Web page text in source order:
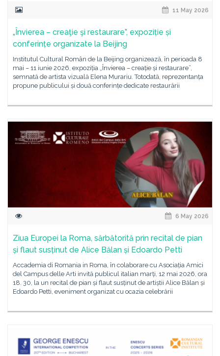
11 May 2026
„Învierea – creaţie şi restaurare”, expoziție și
conferințe organizate la Beijing
Institutul Cultural Român de la Beijing organizează, în perioada 8
mai – 11 iunie 2026, expoziția „Învierea – creație și restaurare”,
semnată de artista vizuală Elena Murariu. Totodată, reprezentanța
propune publicului și două conferințe dedicate restaurării
6 May 2026
Ziua Europei la Roma, sărbătorită prin recital de pian
și flaut susținut de Alice Bălan și Edoardo Petti
Accademia di Romania in Roma, în colaborare cu Asociația Amici
del Campus delle Arti invită publicul italian marți, 12 mai 2026, ora
18. 30, la un recital de pian și flaut susținut de artiștii Alice Bălan și
Edoardo Petti, eveniment organizat cu ocazia celebrării